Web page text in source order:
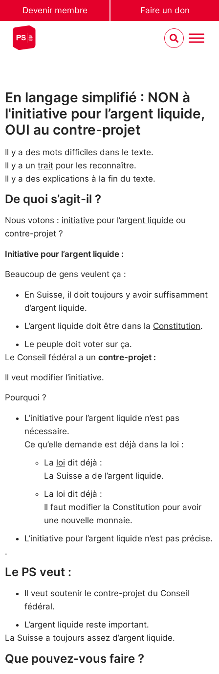
Devenir membre Faire un don
En langage simplifié : NON à
l'initiative pour l’argent liquide,
OUI au contre-projet
Il y a des mots difficiles dans le texte.
Il y a un trait pour les reconnaître.
Il y a des explications à la fin du texte.
De quoi s’agit-il ?
Nous votons : initiative pour l’argent liquide ou
contre-projet ?
Initiative pour l’argent liquide :
Beaucoup de gens veulent ça :
En Suisse, il doit toujours y avoir suffisamment
d’argent liquide.
L’argent liquide doit être dans la Constitution.
Le peuple doit voter sur ça.
Le Conseil fédéral a un contre-projet :
Il veut modifier l’initiative.
Pourquoi ?
L’initiative pour l’argent liquide n’est pas
nécessaire.
Ce qu’elle demande est déjà dans la loi :
La loi dit déjà :
La Suisse a de l’argent liquide.
La loi dit déjà :
Il faut modifier la Constitution pour avoir
une nouvelle monnaie.
L’initiative pour l’argent liquide n’est pas précise.
.
Le PS veut :
Il veut soutenir le contre-projet du Conseil
fédéral.
L’argent liquide reste important.
La Suisse a toujours assez d’argent liquide.
Que pouvez-vous faire ?